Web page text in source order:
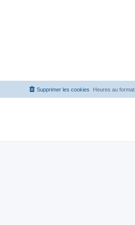
Heures au format
Supprimer les cookies